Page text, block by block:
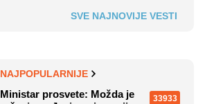
SVE NAJNOVIJE VESTI
NAJPOPULARNIJE
Ministar prosvete: Možda je
33933